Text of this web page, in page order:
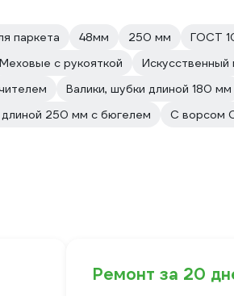
паркета 48мм 250 мм ГОСТ
Меховые с рукояткой Искусственный
Валики, шубки длиной 180 мм
длиной 250 мм с бюгелем С ворсом
Ремонт за 20